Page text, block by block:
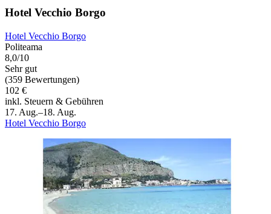
Hotel Vecchio Borgo
Hotel Vecchio Borgo
Politeama
8,0/10
Sehr gut
(359 Bewertungen)
102 €
inkl. Steuern & Gebühren
17. Aug.–18. Aug.
Hotel Vecchio Borgo